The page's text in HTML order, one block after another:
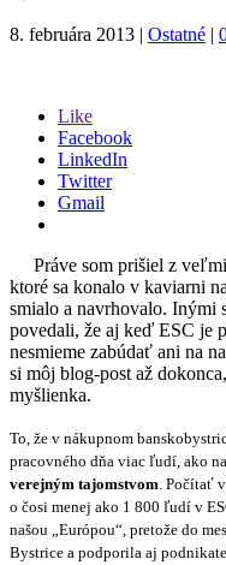
8. februára 2013 | Ostatné |
Like
Facebook
LinkedIn
Twitter
Gmail
Práve som prišiel z
ktoré sa konalo v kaviarni
smialo a navrhovalo. Inými
povedali, že aj keď ESC je
nesmieme zabúdať ani na
si môj blog-post až
myšlienka.
To, že v nákupnom
pracovného dňa viac ľudí, ako
verejným tajomstvom . Počítať
o čosi menej ako 1 800 ľudí v
našou „Európou“, pretože do
Bystrice a podporila aj